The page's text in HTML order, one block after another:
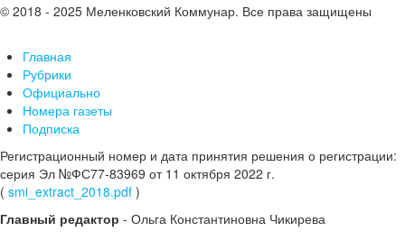
© 2018 - 2025 Меленковский Коммунар. Все права защищены
Главная
Рубрики
Официально
Номера газеты
Подписка
Регистрационный номер и дата принятия решения о регистрации:
серия Эл №ФС77-83969 от 11 октября 2022 г.
( smi_extract_2018.pdf )
Главный редактор - Ольга Константиновна Чикирева